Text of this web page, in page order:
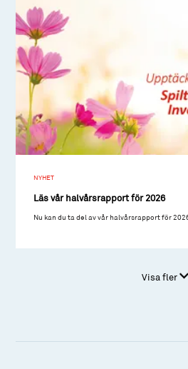
NYHET
Läs vår halvårsrapport för 2026
Nu kan du ta del av vår halvårsrapport för
Visa fler